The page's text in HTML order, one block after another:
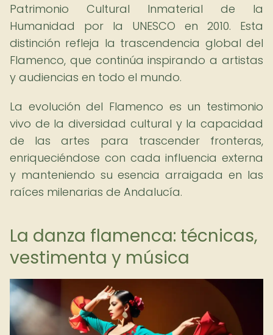
Patrimonio Cultural Inmaterial de la
Humanidad por la UNESCO en 2010. Esta
distinción refleja la trascendencia global del
Flamenco, que continúa inspirando a artistas
y audiencias en todo el mundo.
La evolución del Flamenco es un testimonio
vivo de la diversidad cultural y la capacidad
de las artes para trascender fronteras,
enriqueciéndose con cada influencia externa
y manteniendo su esencia arraigada en las
raíces milenarias de Andalucía.
La danza flamenca: técnicas,
vestimenta y música